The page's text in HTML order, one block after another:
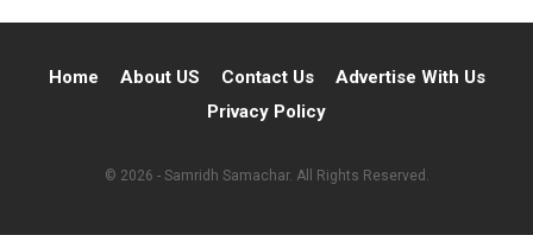
Home About US Contact Us
Advertise With Us
Privacy Policy
© 2026 - Samridh Samachar. All Rights Reserved.